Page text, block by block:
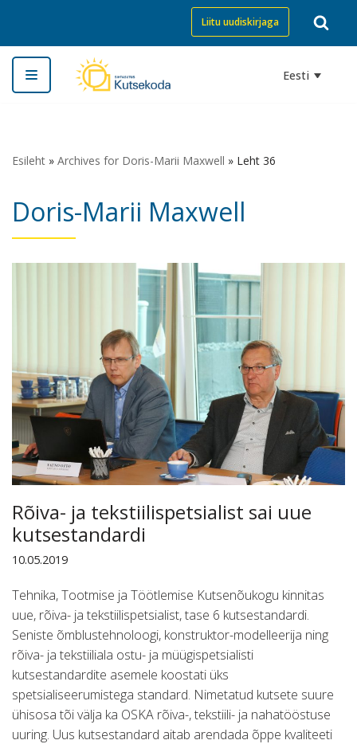
Skip
to
content
Liitu uudiskirjaga
Eesti
Esileht » Archives for Doris-Marii Maxwell » Leht 36
Doris-Marii Maxwell
Rõiva- ja tekstiilispetsialist sai uue
kutsestandardi
10.05.2019
Tehnika, Tootmise ja Töötlemise Kutsenõukogu kinnitas
uue, rõiva- ja tekstiilispetsialist, tase 6 kutsestandardi.
Seniste õmblustehnoloogi, konstruktor-modelleerija ning
rõiva- ja tekstiiliala ostu- ja müügispetsialisti
kutsestandardite asemele koostati üks
spetsialiseerumistega standard. Nimetatud kutsete suure
ühisosa tõi välja ka OSKA rõiva-, tekstiili- ja nahatööstuse
uuring. Uus kutsestandard aitab arendada õppe kvaliteeti